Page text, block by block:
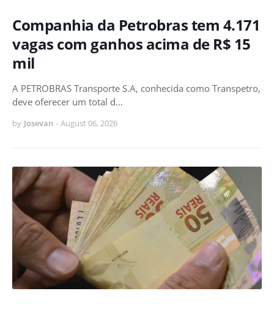
Companhia da Petrobras tem 4.171
vagas com ganhos acima de R$ 15
mil
A PETROBRAS Transporte S.A, conhecida como Transpetro,
deve oferecer um total d…
by Josevan - August 06, 2026